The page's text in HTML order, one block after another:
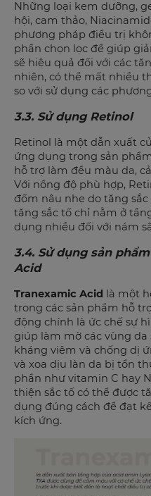
Những loại kem dưỡng,
hội, cam thảo,
phương pháp điều trị
phần chọn lọc để giúp
sẽ hiệu quả đối với các
nhiên, có thể mất nhiều
so với sử dụng các
3.3. Sử dụng Retinol
Retinol là một dẫn xuất
ứng dụng trong sản
hỗ trợ làm đều màu da,
Với nồng độ phù hợp,
đốm nâu nhẹ do tăng
tăng sắc tố chỉ nằm ở
dụng nhiều đối với nám
3.4. Sử dụng sản
Acid
Tranexamic Acid là một
trong các sản phẩm hỗ
động chính là ức chế sự
giúp làm mờ các vùng da
kháng viêm và chống dị
và xoa dịu làn da bị tổn
phần như vitamin C hay
thiện sắc tố có thể được
dụng đúng cách để đạt
kích ứng.